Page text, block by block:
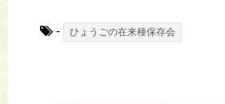
- ひょうごの在来種保存会